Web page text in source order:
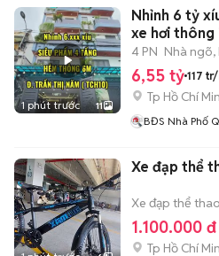
1 phút trước 11
Nhỉnh 6 tỷ
xe hơi thông
4 PN Nhà ngõ,
6,55 tỷ 117 tr/
Tp Hồ Chí
BĐS Nhà Phố
Xe đạp thể
Xe đạp thể thao
1.100.000 đ
Tp Hồ Chí